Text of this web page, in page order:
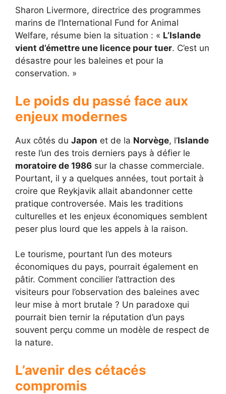
Sharon Livermore, directrice des programmes
marins de l’International Fund for Animal
Welfare, résume bien la situation : « L’Islande
vient d’émettre une licence pour tuer. C’est un
désastre pour les baleines et pour la
conservation. »
Le poids du passé face aux
enjeux modernes
Aux côtés du Japon et de la Norvège, l’Islande
reste l’un des trois derniers pays à défier le
moratoire de 1986 sur la chasse commerciale.
Pourtant, il y a quelques années, tout portait à
croire que Reykjavik allait abandonner cette
pratique controversée. Mais les traditions
culturelles et les enjeux économiques semblent
peser plus lourd que les appels à la raison.
Le tourisme, pourtant l’un des moteurs
économiques du pays, pourrait également en
pâtir. Comment concilier l’attraction des
visiteurs pour l’observation des baleines avec
leur mise à mort brutale ? Un paradoxe qui
pourrait bien ternir la réputation d’un pays
souvent perçu comme un modèle de respect de
la nature.
L’avenir des cétacés
compromis